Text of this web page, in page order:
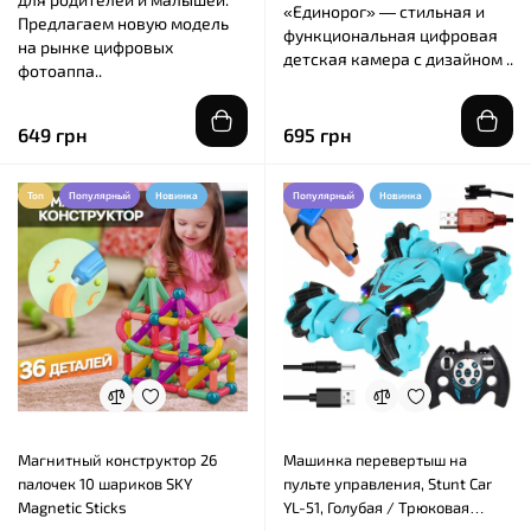
Предлагаем новую модель
на рынке цифровых
фотоаппа..
649 грн
«Единорог» — стильная и
функциональная цифровая
детская камера с дизайном ..
695 грн
Топ Популярный Новинка
Магнитный конструктор 26
палочек 10 шариков SKY
Magnetic Sticks
Популярный Новинка
Машинка перевертыш на
пульте управления, Stunt Car
YL-51, Голубая / Трюковая